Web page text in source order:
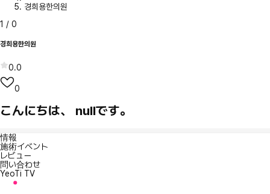
경희용한의원
1 / 0
경희용한의원
0.0
0
こんにちは、 nullです。
情報
施術イベント
レビュー
問い合わせ
YeoTi TV